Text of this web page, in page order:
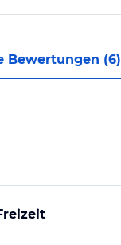
Bewertungen (6)